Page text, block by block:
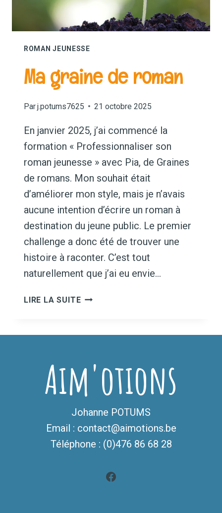
ROMAN JEUNESSE
Ma graine de roman
Parj.potums7625 21 octobre 2025
En janvier 2025, j’ai commencé la
formation « Professionnaliser son
roman jeunesse » avec Pia, de Graines
de romans. Mon souhait était
d’améliorer mon style, mais je n’avais
aucune intention d’écrire un roman à
destination du jeune public. Le premier
challenge a donc été de trouver une
histoire à raconter. C’est tout
naturellement que j’ai eu envie…
LIRE LA SUITEMA
ROMAN
Aim'otions
Johanne POTUMS
Email : contact@aimotions.be
Téléphone : (0)476 86 68 28
Facebook